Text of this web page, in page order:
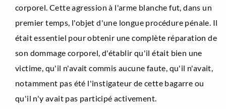
corporel. Cette agression à l'arme blanche fut, dans un
premier temps, l'objet d'une longue procédure pénale. Il
était essentiel pour obtenir une complète réparation de
son dommage corporel, d'établir qu'il était bien une
victime, qu'il n'avait commis aucune faute, qu'il n'avait,
notamment pas été l'instigateur de cette bagarre ou
qu'il n'y avait pas participé activement.